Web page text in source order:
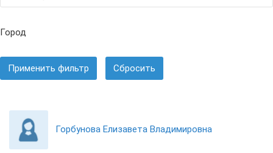
Город
Применить фильтр Сбросить
Горбунова Елизавета Владимировна